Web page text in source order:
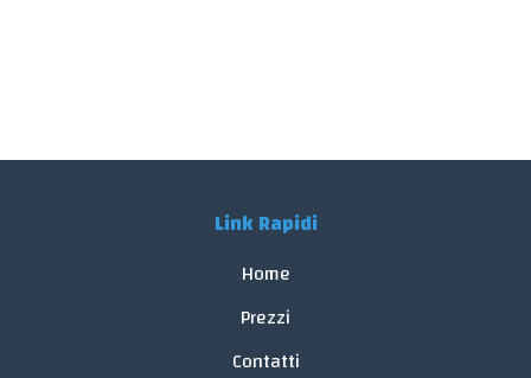
Link Rapidi
Home
Prezzi
Contatti